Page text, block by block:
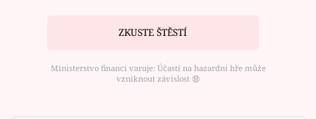
ZKUSTE ŠTĚSTÍ
Ministerstvo financí varuje: Účastí na hazardní hře může
vzniknout závislost ⑱